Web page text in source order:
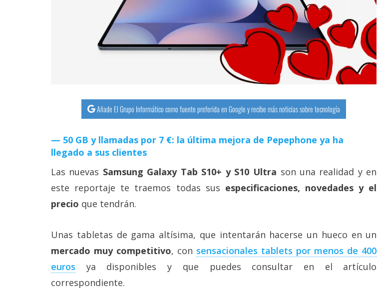
Añade El Grupo Informático como fuente preferida en Google y recibe más noticias sobre tecnología
50 GB y llamadas por 7 €: la última mejora de Pepephone ya ha
llegado a sus clientes
Las nuevas Samsung Galaxy Tab S10+ y S10 Ultra son una realidad y en
este reportaje te traemos todas sus especificaciones, novedades y el
precio que tendrán.
Unas tabletas de gama altísima, que intentarán hacerse un hueco en un
mercado muy competitivo, con sensacionales tablets por menos de 400
euros ya disponibles y que puedes consultar en el artículo
correspondiente.